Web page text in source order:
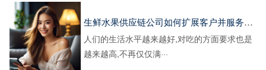
生鲜水果供应链公司如何扩展客户并服务好客户
人们的生活水平越来越好,对吃的方面要求也是
越来越高,不再仅仅满···